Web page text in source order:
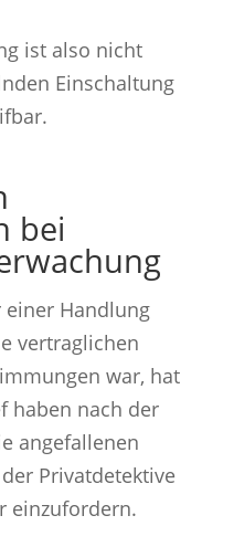
ist also nicht
Einschaltung
bei
Handlung
vertraglichen
war, hat
haben nach der
angefallenen
Privatdetektive
einzufordern.